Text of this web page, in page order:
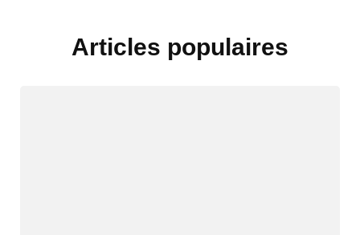
Articles populaires